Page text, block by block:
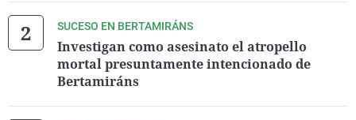
SUCESO EN BERTAMIRÁNS
Investigan como asesinato el atropello
mortal presuntamente intencionado de
Bertamiráns